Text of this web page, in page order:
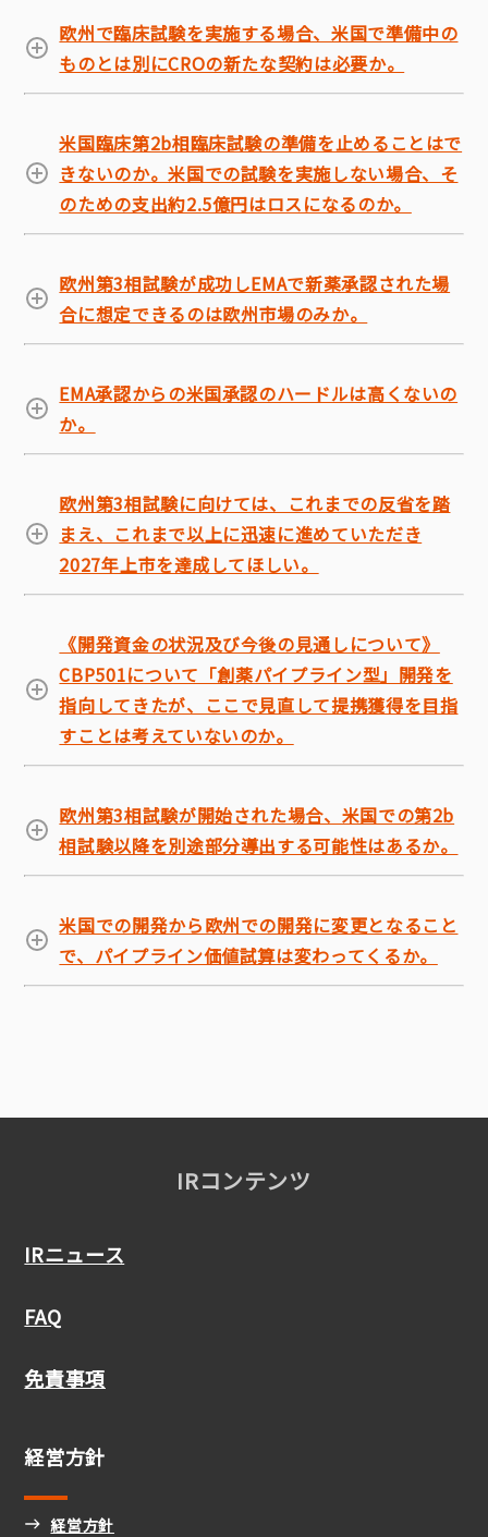
欧州で臨床試験を実施する場合、米国で準備中の
ものとは別にCROの新たな契約は必要か。
米国臨床第2b相臨床試験の準備を止めることはで
きないのか。米国での試験を実施しない場合、そ
のための支出約2.5億円はロスになるのか。
欧州第3相試験が成功しEMAで新薬承認された場
合に想定できるのは欧州市場のみか。
EMA承認からの米国承認のハードルは高くないの
か。
欧州第3相試験に向けては、これまでの反省を踏
まえ、これまで以上に迅速に進めていただき
2027年上市を達成してほしい。
《開発資金の状況及び今後の見通しについて》
CBP501について「創薬パイプライン型」開発を
指向してきたが、ここで見直して提携獲得を目指
すことは考えていないのか。
欧州第3相試験が開始された場合、米国での第2b
相試験以降を別途部分導出する可能性はあるか。
米国での開発から欧州での開発に変更となること
で、パイプライン価値試算は変わってくるか。
IRコンテンツ
IRニュース
FAQ
免責事項
経営方針
経営方針